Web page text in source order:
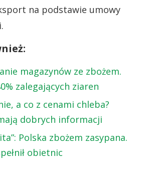
na podstawie umowy
magazynów ze zbożem.
zalegających ziaren
a co z cenami chleba?
dobrych informacji
Polska zbożem zasypana.
obietnic